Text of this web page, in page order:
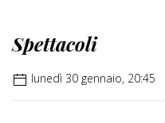
Spettacoli
lunedì 30 gennaio, 20:45